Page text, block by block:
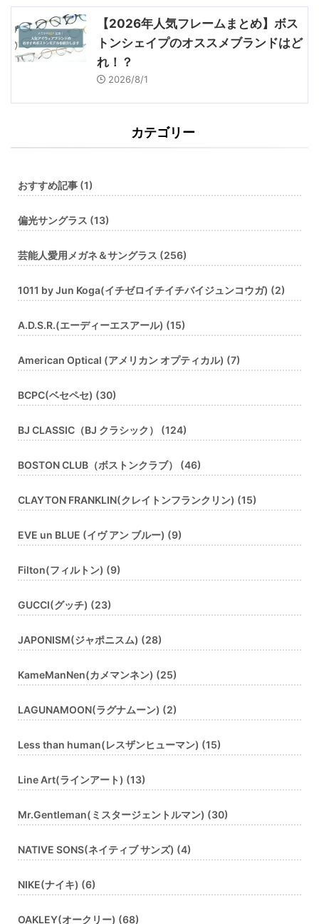
【2026年人気フレームまとめ】ボス
トンシェイプのオススメブランドはど
れ！？
2026/8/1
カテゴリー
おすすめ記事 (1)
偏光サングラス (13)
芸能人愛用メガネ＆サングラス (256)
1011 by Jun Koga(イチゼロイチイチバイジュンコウガ) (2)
A.D.S.R.(エーディーエスアール) (15)
American Optical (アメリカン オプティカル) (7)
BCPC(ベセペセ) (30)
BJ CLASSIC（BJ クラシック） (124)
BOSTON CLUB（ボストンクラブ） (46)
CLAYTON FRANKLIN(クレイトンフランクリン) (15)
EVE un BLUE (イヴ アン ブルー) (9)
Filton(フィルトン) (9)
GUCCI(グッチ) (23)
JAPONISM(ジャポニスム) (28)
KameManNen(カメマンネン) (25)
LAGUNAMOON(ラグナムーン) (2)
Less than human(レスザンヒューマン) (15)
Line Art(ラインアート) (13)
Mr.Gentleman(ミスタージェントルマン) (30)
NATIVE SONS(ネイティブ サンズ) (4)
NIKE(ナイキ) (6)
OAKLEY(オークリー) (68)